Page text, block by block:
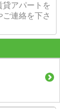
アパートを
連絡を下さ